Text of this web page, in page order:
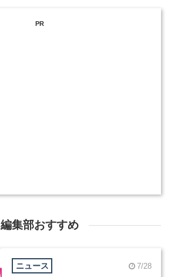
PR
編集部おすすめ
ニュース 7/28